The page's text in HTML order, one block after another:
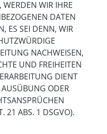
WIR IHRE
DATEN
ES SEI DENN, WIR
NACHWEISEN,
UND FREIHEITEN
DIENT
ODER
21 ABS. 1 DSGVO).